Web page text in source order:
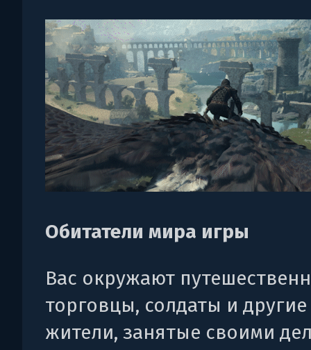
Обитатели мира игры
Вас окружают
торговцы, солдаты и
жители, занятые своими